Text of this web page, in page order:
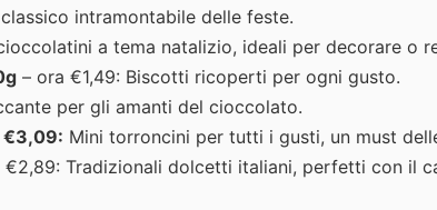
intramontabile delle feste.
a tema natalizio, ideali per decorare o
– ora €1,49: Biscotti ricoperti per ogni gusto.
per gli amanti del cioccolato.
€3,09: Mini torroncini per tutti i gusti, un must
€2,89: Tradizionali dolcetti italiani, perfetti con il